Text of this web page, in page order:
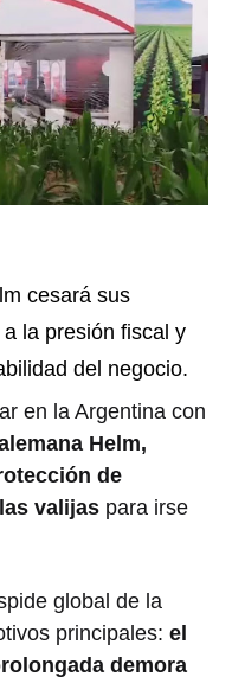
cesará sus
la presión fiscal y
del negocio.
en la Argentina con
Helm,
de
valijas para irse
global de la
principales: el
demora